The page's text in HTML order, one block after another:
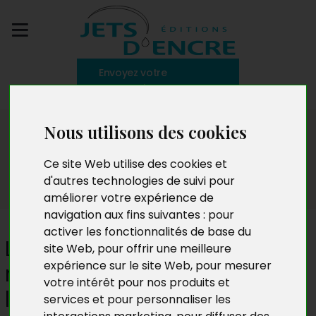
Nous utilisons des cookies
Ce site Web utilise des cookies et
d'autres technologies de suivi pour
améliorer votre expérience de
navigation aux fins suivantes : pour
activer les fonctionnalités de base du
site Web, pour offrir une meilleure
expérience sur le site Web, pour mesurer
votre intérêt pour nos produits et
services et pour personnaliser les
Envoyez votre
manuscrit
Le blog
Les podcasts littéraires, le
retour de l’oralité dans la
littérature